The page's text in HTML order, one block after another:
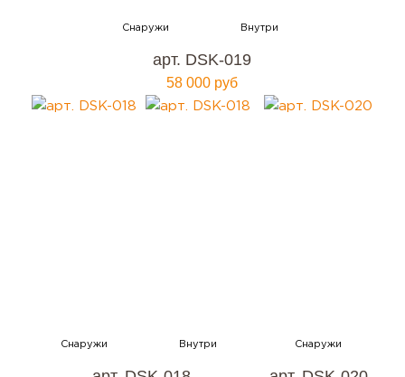
арт. DSK-019
58 000 руб